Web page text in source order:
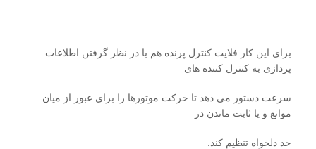
برای این کار فلایت کنترل پرنده هم با در نظر گرفتن اطلاعات
پردازی به کنترل کننده های
سرعت دستور می دهد تا حرکت موتورها را برای عبور از میان
موانع و یا ثابت ماندن در
حد دلخواه تنظیم کند.